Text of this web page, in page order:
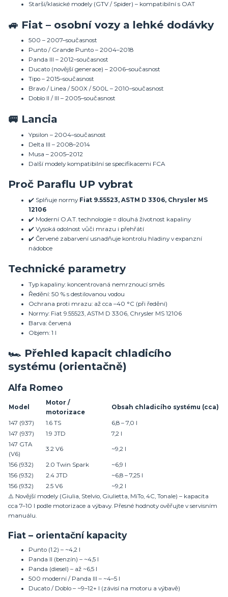
Starší/klasické modely (GTV / Spider) – kompatibilní s OAT
🚙 Fiat – osobní vozy a lehké dodávky
500 – 2007–současnost
Punto / Grande Punto – 2004–2018
Panda III – 2012–současnost
Ducato (novější generace) – 2006–současnost
Tipo – 2015–současnost
Bravo / Linea / 500X / 500L – 2010–současnost
Doblo II / III – 2005–současnost
🚐 Lancia
Ypsilon – 2004–současnost
Delta III – 2008–2014
Musa – 2005–2012
Další modely kompatibilní se specifikacemi FCA
Proč Paraflu UP vybrat
✔️ Splňuje normy Fiat 9.55523, ASTM D 3306, Chrysler MS
12106
✔️ Moderní O.A.T. technologie = dlouhá životnost kapaliny
✔️ Vysoká odolnost vůči mrazu i přehřátí
✔️ Červené zabarvení usnadňuje kontrolu hladiny v expanzní
nádobce
Technické parametry
Typ kapaliny: koncentrovaná nemrznoucí směs
Ředění: 50 % s destilovanou vodou
Ochrana proti mrazu: až cca –40 °C (při ředění)
Normy: Fiat 9.55523, ASTM D 3306, Chrysler MS 12106
Barva: červená
Objem: 1 l
🏎️ Přehled kapacit chladicího
systému (orientačně)
Alfa Romeo
Model
Motor /
motorizace
Obsah chladicího systému (cca)
147 (937) 1.6 TS
6,8 – 7,0 l
147 (937)
1.9 JTD
7,2 l
147 GTA
(V6)
3.2 V6 ~9,2 l
156 (932) 2.0 Twin Spark
~6,9 l
156 (932)
2.4 JTD
~6,8 – 7,25 l
156 (932)
2.5 V6
~9,2 l
⚠️ Novější modely (Giulia, Stelvio, Giulietta, MiTo, 4C, Tonale) – kapacita
cca 7–10 l podle motorizace a výbavy. Přesné hodnoty ověřujte v servisním
manuálu.
Fiat – orientační kapacity
Punto (1.2) – ~4,2 l
Panda II (benzín) – ~4,5 l
Panda (diesel) – až ~6,5 l
500 moderní / Panda III – ~4–5 l
Ducato / Doblo – ~9–12+ l (závisí na motoru a výbavě)